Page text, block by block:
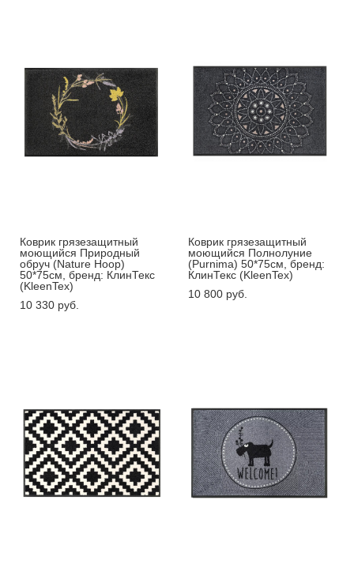
Коврик грязезащитный
моющийся Природный
обруч (Nature Hoop)
50*75см, бренд: КлинТекс
(KleenTex)
10 330 pуб.
Коврик грязезащитный
моющийся Полнолуние
(Purnima) 50*75см, бренд:
КлинТекс (KleenTex)
10 800 pуб.